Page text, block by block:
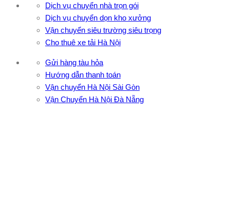
Dịch vụ chuyển nhà trọn gói
Dịch vụ chuyển dọn kho xưởng
Vận chuyển siêu trường siêu trọng
Cho thuê xe tải Hà Nội
Gửi hàng tàu hỏa
Hướng dẫn thanh toán
Vận chuyển Hà Nội Sài Gòn
Vận Chuyển Hà Nội Đà Nẵng